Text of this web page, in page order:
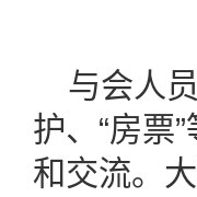
与会人
护、“房票
和交流。